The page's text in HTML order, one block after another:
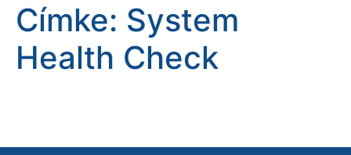
Címke: System
Health Check